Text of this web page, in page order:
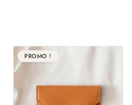
PROMO !